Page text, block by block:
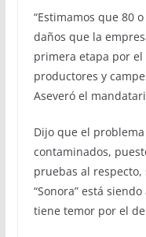
“Estimamos que 80
daños que la
primera etapa por
productores y
Aseveró el
Dijo que el
contaminados,
pruebas al
“Sonora” está
tiene temor por el